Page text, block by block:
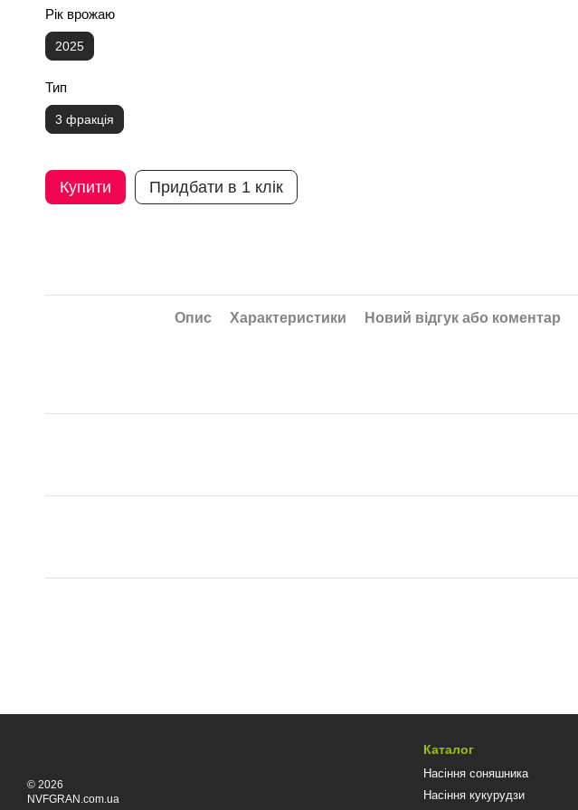
Рік врожаю
2025
Тип
3 фракція
Купити Придбати в 1 клік
Опис Характеристики Новий відгук або коментар
© 2026
NVFGRAN.com.ua
Каталог
Насіння соняшника
Насіння кукурудзи